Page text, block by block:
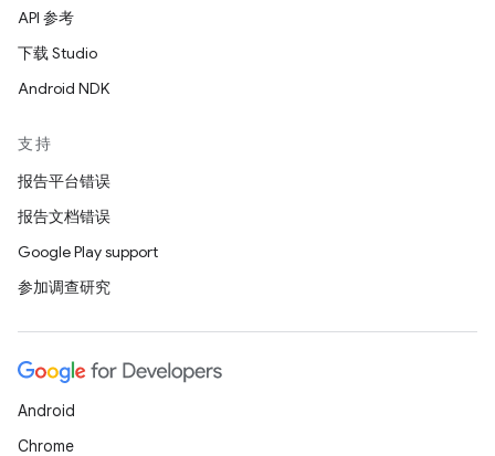
API 参考
下载 Studio
Android NDK
支持
报告平台错误
报告文档错误
Google Play support
参加调查研究
Android
Chrome